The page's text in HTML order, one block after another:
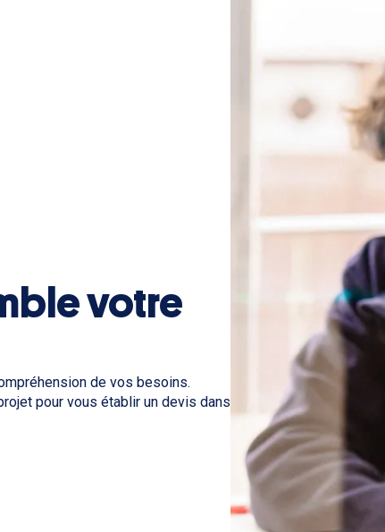
votre
de vos besoins.
pour vous établir un devis dans